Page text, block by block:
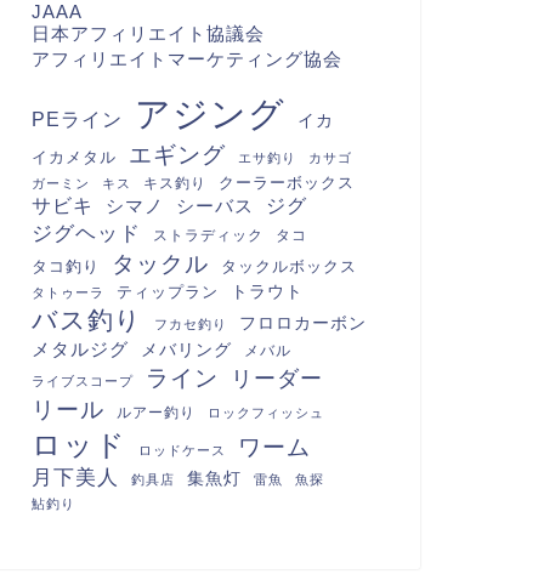
JAAA
日本アフィリエイト協議会
アフィリエイトマーケティング協会
PEライン アジング イカ
イカメタル エギング エサ釣り
カサゴ
ガーミン
キス キス釣り クーラーボックス
サビキ シマノ シーバス ジグ
ジグヘッド ストラディック タコ
タコ釣り タックル タックルボックス
タトゥーラ ティップラン トラウト
バス釣り フカセ釣り フロロカーボン
メタルジグ メバリング メバル
ライブスコープ ライン リーダー
リール ルアー釣り ロックフィッシュ
ロッド ロッドケース ワーム
月下美人 釣具店 集魚灯 雷魚
魚探
鮎釣り